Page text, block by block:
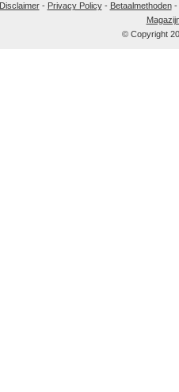
Disclaimer- Privacy Policy- Betaalmethoden-
© Copyright